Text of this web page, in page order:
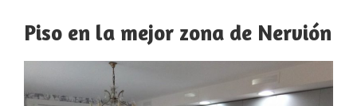
Piso en la mejor zona de Nervión